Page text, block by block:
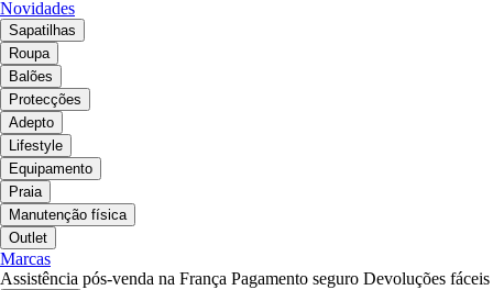
Novidades
Sapatilhas
Roupa
Balões
Protecções
Adepto
Lifestyle
Equipamento
Praia
Manutenção física
Outlet
Marcas
Assistência pós-venda na França Pagamento seguro Devoluções fáceis